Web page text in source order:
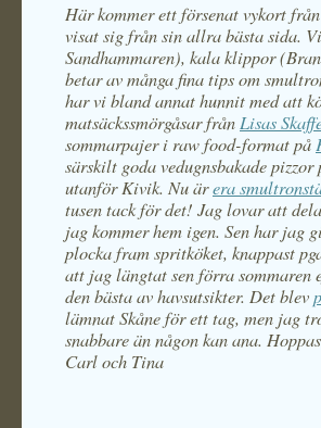
Här kommer ett försenat vykort
visat sig från sin allra bästa sida.
Sandhammaren), kala klippor
betar av många fina tips om
har vi bland annat hunnit med att
matsäckssmörgåsar från Lisas
sommarpajer i raw food-format på
särskilt goda vedugnsbakade pizzor
utanför Kivik. Nu ärera
tusen tack för det! Jag lovar att
jag kommer hem igen. Sen har
plocka fram spritköket, knappast
att jag längtat sen förra sommaren
den bästa av havsutsikter. Det blev
lämnat Skåne för ett tag, men jag
snabbare än någon kan ana.
Carl och Tina